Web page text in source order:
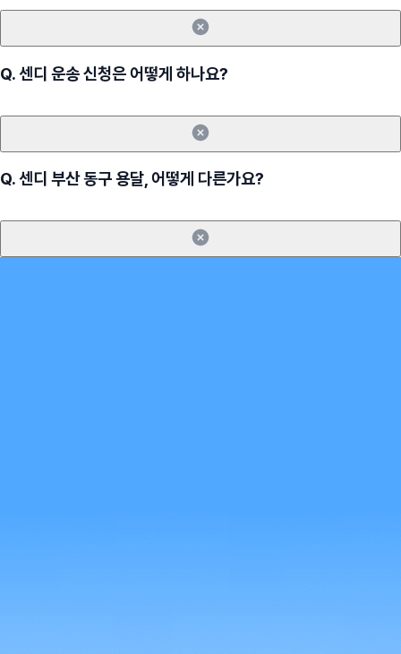
Q.센디 운송 신청은 어떻게 하나요?
Q.센디 부산 동구 용달, 어떻게 다른가요?